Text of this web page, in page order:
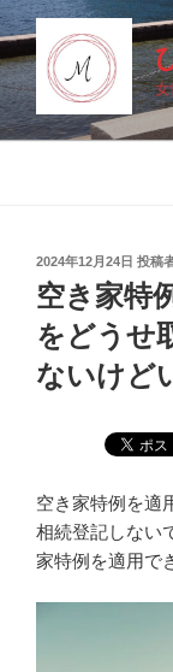
コ
ン
テ
ン
ツ
女
投
稿
日:
2024年12月24日 投稿
空き家特
をどうせ
ないけど
空き家特例を適
相続登記しない
家特例を適用で